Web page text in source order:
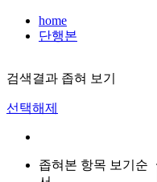
home
단행본
검색결과 좁혀 보기
선택해제
좁혀본 항목 보기순